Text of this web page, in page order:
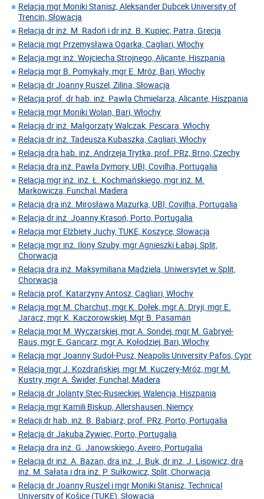
Relacja mgr Moniki Stanisz, Aleksander Dubcek University of
Trencin, Słowacja
Relacja dr inż. M. Radoń i dr inż. B. Kupiec, Patra, Grecja
Relacja mgr Przemysława Ogarka, Cagliari, Włochy
Relacja mgr inż. Wojciecha Strojnego, Alicante, Hiszpania
Relacja mgr B. Pomykały, mgr E. Mróz, Bari, Włochy
Relacja dr Joanny Ruszel, Zilina, Słowacja
Relacja prof. dr hab. inż. Pawła Chmielarza, Alicante, Hiszpania
Relacja mgr Moniki Wolan, Bari, Włochy
Relacja dr inż. Małgorzaty Walczak, Pescara, Włochy
Relacja dr inż. Tadeusza Kubaszka, Cagliari, Włochy
Relacja dra hab. inż. Andrzeja Trytka, prof. PRz, Brno, Czechy
Relacja dra inż. Pawła Dymory, UBI, Covilha, Portugalia
Relacja mgr inż. inż. Ł. Kochmańskiego, mgr inż. M.
Markowicza, Funchal, Madera
Relacja dra inż. Mirosława Mazurka, UBI, Covilha, Portugalia
Relacja dr inż. Joanny Krasoń, Porto, Portugalia
Relacja mgr Elżbiety Juchy, TUKE, Koszyce, Słowacja
Relacja mgr inż. Ilony Szuby, mgr Agnieszki Łabaj, Split,
Chorwacja
Relacja dra inż. Maksymiliana Mądziela, Uniwersytet w Split,
Chorwacja
Relacja prof. Katarzyny Antosz, Cagliari, Włochy
Relacja mgr M. Charchut, mgr K. Dołek, mgr A. Dryji, mgr E.
Jaracz, mgr K. Kaczorowskiej, Mgr B. Pasaman
Relacja mgr M. Wyczarskiej, mgr A. Sondej, mgr M. Gabryel-
Raus, mgr E. Gancarz, mgr A. Kołodziej, Bari, Włochy
Relacja mgr Joanny Sudoł-Pusz, Neapolis University Pafos, Cypr
Relacja mgr J. Kozdrańskiej, mgr M. Kuczery-Mróz, mgr M.
Kustry, mgr A. Świder, Funchal, Madera
Relacja dr Jolanty Stec-Rusieckiej, Walencja, Hiszpania
Relacja mgr Kamili Biskup, Allershausen, Niemcy
Relacji dr hab. inż. B. Babiarz, prof. PRz, Porto, Portugalia
Relacja dr Jakuba Żywiec, Porto, Portugalia
Relacja dra inż. G. Janowskiego, Aveiro, Portugalia
Relacja dr inż. A. Bazan, dra inż. J. Buk, dr inż. J. Lisowicz, dra
inż. M. Sałata i dra inż. P. Sułkowicz, Split, Chorwacja
Relacja dr Joanny Ruszel i mgr Moniki Stanisz, Technical
University of Košice (TUKE), Słowacja